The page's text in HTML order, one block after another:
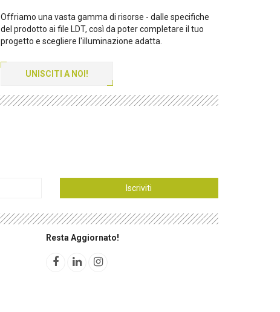
Offriamo una vasta gamma di risorse - dalle specifiche
del prodotto ai file LDT, così da poter completare il tuo
progetto e scegliere l'illuminazione adatta.
UNISCITI A NOI!
Iscriviti
Resta Aggiornato!